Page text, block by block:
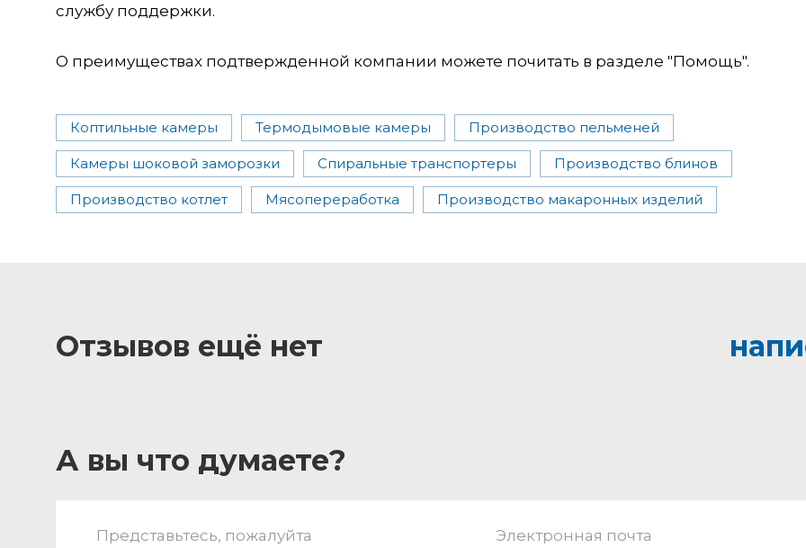
службу поддержки.
О преимуществах подтвержденной компании можете почитать в разделе "Помощь".
Коптильные камеры Термодымовые камеры Производство пельменей
Камеры шоковой заморозки Спиральные транспортеры Производство блинов
Производство котлет Мясопереработка Производство макаронных изделий
Отзывов ещё нет
А вы что думаете?